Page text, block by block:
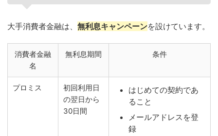
大手消費者金融は、 無利息キャンペーンを設けています。
消費者金融
名
無利息期間 条件
プロミス
初回利用日
の翌日から
30日間
はじめての契約であ
ること
メールアドレスを登
録